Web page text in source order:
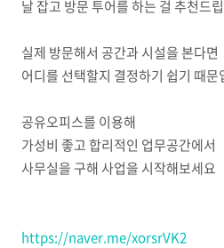
날 잡고 방문 투어를 하는 걸 추천드
실제 방문해서 공간과 시설을 본다면
어디를 선택할지 결정하기 쉽기 때문
공유오피스를 이용해
가성비 좋고 합리적인 업무공간에서
사무실을 구해 사업을 시작해보세요
https://naver.me/xorsrVK2